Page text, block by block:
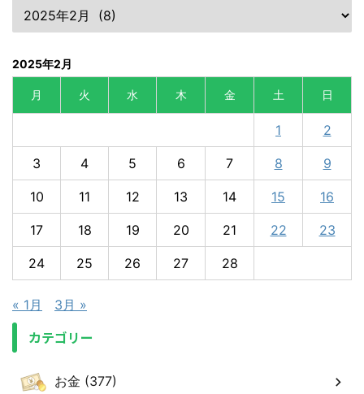
2025年2月
月 火 水 木 金 土 日
1 2
3 4 5 6 7 8 9
10 11 12 13 14 15 16
17 18 19 20 21 22 23
24 25 26 27 28
« 1月 3月 »
カテゴリー
お金 (377)